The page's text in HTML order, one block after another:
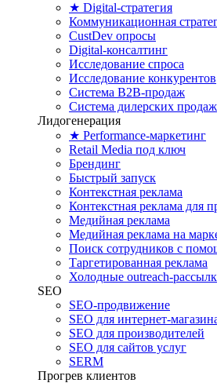
★ Digital-стратегия
Коммуникационная
CustDev опросы
Digital-консалтинг
Исследование спроса
Исследование конкурентов
Система B2B-продаж
Система дилерских продаж
Лидогенерация
★ Performance-маркетинг
Retail Media под ключ
Брендинг
Быстрый запуск
Контекстная реклама
Контекстная реклама для
Медийная реклама
Медийная реклама на
Поиск сотрудников с
Таргетированная реклама
Холодные outreach-
SEO
SEO-продвижение
SEO для интернет-
SEO для производителей
SEO для сайтов услуг
SERM
Прогрев клиентов